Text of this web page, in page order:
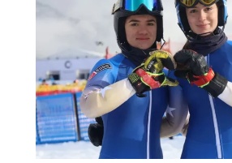
Kulturë
Showbiz
Ekonomi